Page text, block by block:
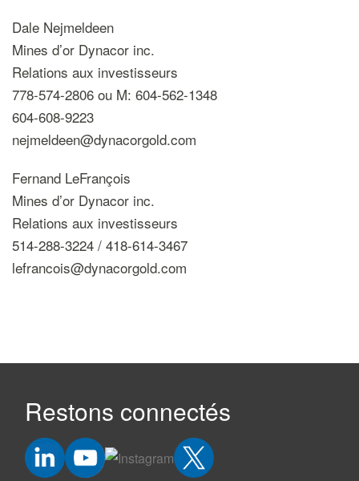
Dale Nejmeldeen
Mines d’or Dynacor inc.
Relations aux investisseurs
778-574-2806 ou M: 604-562-1348
604-608-9223
nejmeldeen@dynacorgold.com
Fernand LeFrançois
Mines d’or Dynacor inc.
Relations aux investisseurs
514-288-3224 / 418-614-3467
lefrancois@dynacorgold.com
Restons connectés